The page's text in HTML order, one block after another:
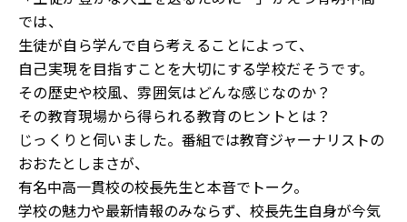
では、
生徒が自ら学んで自ら考えることによって、
自己実現を目指すことを大切にする学校だそうです。
その歴史や校風、雰囲気はどんな感じなのか？
その教育現場から得られる教育のヒントとは？
じっくりと伺いました。番組では教育ジャーナリストの
おおたとしまさが、
有名中高一貫校の校長先生と本音でトーク。
学校の魅力や最新情報のみならず、校長先生自身が今気